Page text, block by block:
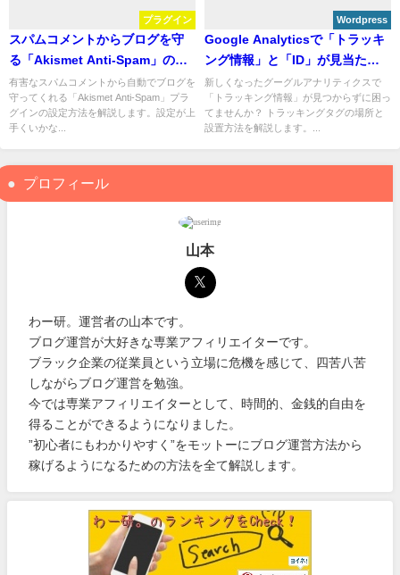
プラグイン
スパムコメントからブログを守
る「Akismet Anti-Spam」の設
定方法を解説
有害なスパムコメントから自動でブログを
守ってくれる「Akismet Anti-Spam」プラ
グインの設定方法を解説します。設定が上
手くいかな...
Wordpress
Google Analyticsで「トラッキ
ング情報」と「ID」が見当たら
ない！最新の設定方法を解説
新しくなったグーグルアナリティクスで
「トラッキング情報」が見つからずに困っ
てませんか？ トラッキングタグの場所と
設置方法を解説します。...
プロフィール
山本
わー研。運営者の山本です。
ブログ運営が大好きな専業アフィリエイターです。
ブラック企業の従業員という立場に危機を感じて、四苦八苦
しながらブログ運営を勉強。
今では専業アフィリエイターとして、時間的、金銭的自由を
得ることができるようになりました。
”初心者にもわかりやすく”をモットーにブログ運営方法から
稼げるようになるための方法を全て解説します。